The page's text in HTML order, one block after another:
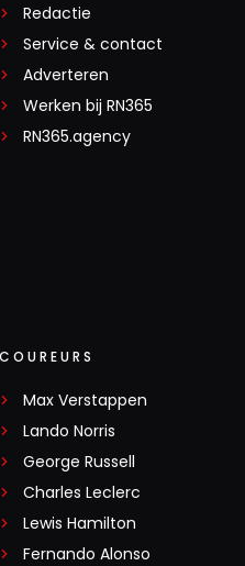
Redactie
Service & contact
Adverteren
Werken bij RN365
RN365.agency
COUREURS
Max Verstappen
Lando Norris
George Russell
Charles Leclerc
Lewis Hamilton
Fernando Alonso